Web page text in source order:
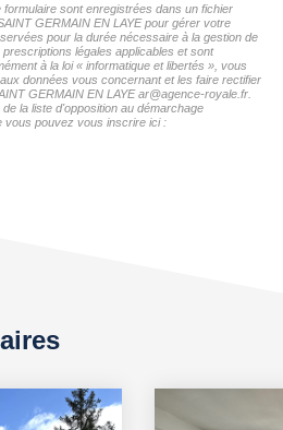
sont enregistrées dans un fichier
GERMAIN EN LAYE pour gérer votre
pour la durée nécessaire à la gestion de
légales applicables et sont
à la loi « informatique et libertés », vous
données vous concernant et les faire rectifier
GERMAIN EN LAYE ar@agence-royale.fr.
la liste d'opposition au démarchage
vous pouvez vous inscrire ici :